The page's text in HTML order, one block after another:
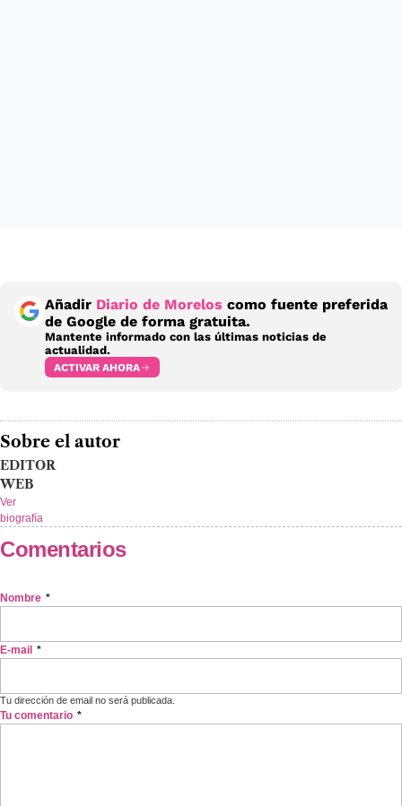
Añadir Diario de Morelos como fuente preferida
de Google de forma gratuita.
Mantente informado con las últimas noticias de
actualidad.
ACTIVAR AHORA
Sobre el autor
EDITOR
WEB
Ver
biografía
Comentarios
Nombre *
E-mail *
Tu dirección de email no será publicada.
Tu comentario *